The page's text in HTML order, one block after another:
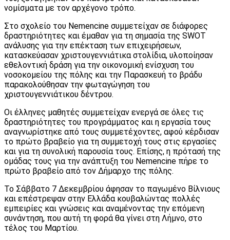
νομίσματα με τον αρχέγονο τρόπο.
Στο σχολείο του Nemencine συμμετείχαν σε διάφορες
δραστηριότητες και έμαθαν για τη σημασία της SWOT
ανάλυσης για την επέκταση των επιχειρήσεων,
κατασκεύασαν χριστουγεννιάτικα στολίδια, υλοποίησαν
εθελοντική δράση για την οικονομική ενίσχυση του
νοσοκομείου της πόλης και την Παρασκευή το βράδυ
παρακολούθησαν την φωταγώγηση του
χριστουγεννιάτικου δέντρου.
Οι έλληνες μαθητές συμμετείχαν ενεργά σε όλες τις
δραστηριότητες του προγράμματος και η εργασία τους
αναγνωρίστηκε από τους συμμετέχοντες, αφού κέρδισαν
το πρώτο βραβείο για τη συμμετοχή τους στις εργασίες
και για τη συνολική παρουσία τους. Επίσης, η πρότασή της
ομάδας τους για την ανάπτυξη του Nemencine πήρε το
πρώτο βραβείο από τον Δήμαρχο της πόλης.
Το Σάββατο 7 Δεκεμβρίου άφησαν το παγωμένο Βίλνιους
και επέστρεψαν στην Ελλάδα κουβαλώντας πολλές
εμπειρίες και γνώσεις και αναμένοντας την επόμενη
συνάντηση, που αυτή τη φορά θα γίνει στη Λήμνο, στο
τέλος του Μαρτίου.